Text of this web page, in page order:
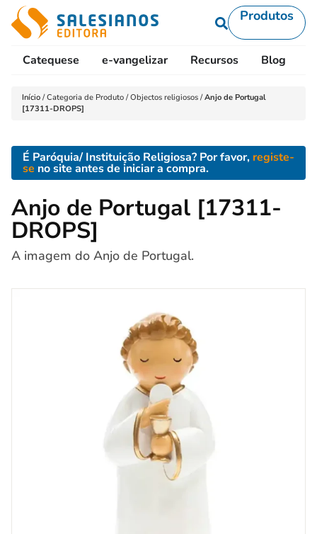
Produtos
Catequese e-vangelizar Recursos Blog
Início /Categoria de Produto /Objectos religiosos /Anjo de Portugal
[17311-DROPS]
É Paróquia/ Instituição Religiosa? Por favor, registe-
se no site antes de iniciar a compra.
Anjo de Portugal [17311-
DROPS]
A imagem do Anjo de Portugal.